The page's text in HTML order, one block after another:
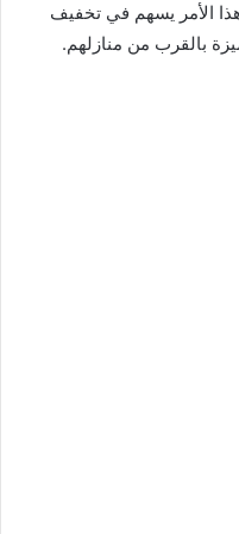
الأمر يسهم في تخفيف
بالقرب من منازلهم.